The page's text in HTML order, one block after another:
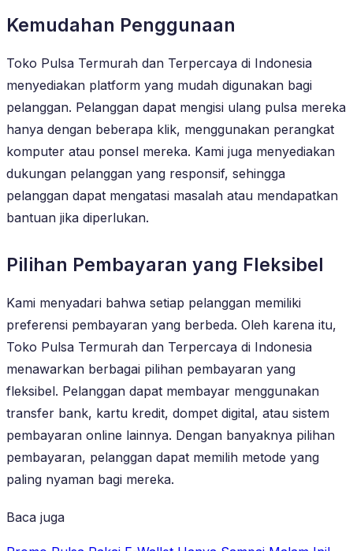
Kemudahan Penggunaan
Toko Pulsa Termurah dan Terpercaya di Indonesia
menyediakan platform yang mudah digunakan bagi
pelanggan. Pelanggan dapat mengisi ulang pulsa mereka
hanya dengan beberapa klik, menggunakan perangkat
komputer atau ponsel mereka. Kami juga menyediakan
dukungan pelanggan yang responsif, sehingga
pelanggan dapat mengatasi masalah atau mendapatkan
bantuan jika diperlukan.
Pilihan Pembayaran yang Fleksibel
Kami menyadari bahwa setiap pelanggan memiliki
preferensi pembayaran yang berbeda. Oleh karena itu,
Toko Pulsa Termurah dan Terpercaya di Indonesia
menawarkan berbagai pilihan pembayaran yang
fleksibel. Pelanggan dapat membayar menggunakan
transfer bank, kartu kredit, dompet digital, atau sistem
pembayaran online lainnya. Dengan banyaknya pilihan
pembayaran, pelanggan dapat memilih metode yang
paling nyaman bagi mereka.
Baca juga